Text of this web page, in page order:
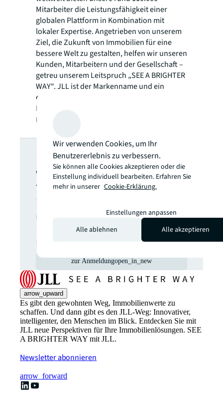
Mitarbeiter die Leistungsfähigkeit einer
globalen Plattform in Kombination mit
lokaler Expertise. Angetrieben von unserem
Ziel, die Zukunft von Immobilien für eine
bessere Welt zu gestalten, helfen wir unseren
Kunden, Mitarbeitern und der Gesellschaft –
getreu unserem Leitspruch „SEE A BRIGHTER
WAY“. JLL ist der Markenname und ein
eingetragenes Markenzeichen von Jones
Lang LaSalle Incorporated. Weitere
Informationen finden Sie unter
JLL Newsletter
Wählen Sie aus, welche
Themen Sie aktuell
interessieren, um regelmäßig
über relevante
Neuveröffentlichungen
informiert zu werden.
zur Anmeldungopen_in_new
arrow_upward
Es gibt den gewohnten Weg, Immobilienwerte zu
schaffen. Und dann gibt es den JLL-Weg: Innovativer,
intelligenter, den Menschen im Blick. Entdecken Sie mit
JLL neue Perspektiven für Ihre Immobilienlösungen. SEE
A BRIGHTER WAY mit JLL.
Newsletter abonnieren
arrow_forward
Wir verwenden Cookies, um Ihr
Benutzererlebnis zu verbessern.
Sie können alle Cookies akzeptieren oder die
Einstellung individuell bearbeiten. Erfahren Sie
mehr in unserer Cookie-Erklärung.
Einstellungen anpassen
Alle ablehnen
Alle akzeptieren